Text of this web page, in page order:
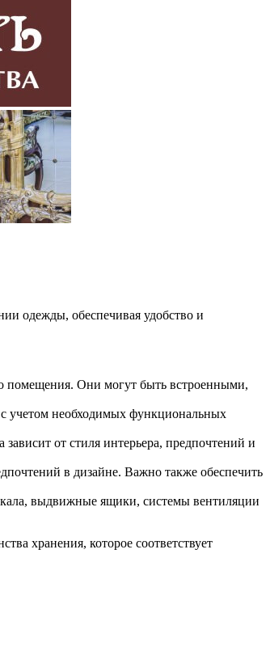
одежды, обеспечивая удобство и
помещения. Они могут быть встроенными,
учетом необходимых функциональных
от стиля интерьера, предпочтений и
в дизайне. Важно также обеспечить
выдвижные ящики, системы вентиляции
хранения, которое соответствует